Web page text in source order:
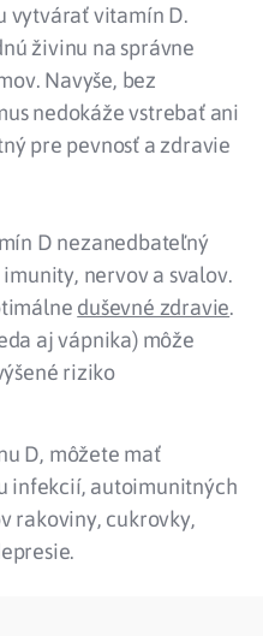
vytvárať vitamín D.
živinu na správne
Navyše, bez
nedokáže vstrebať ani
pre pevnosť a zdravie
D nezanedbateľný
nervov a svalov.
duševné zdravie.
aj vápnika) môže
riziko
D, môžete mať
infekcií, autoimunitných
rakoviny, cukrovky,